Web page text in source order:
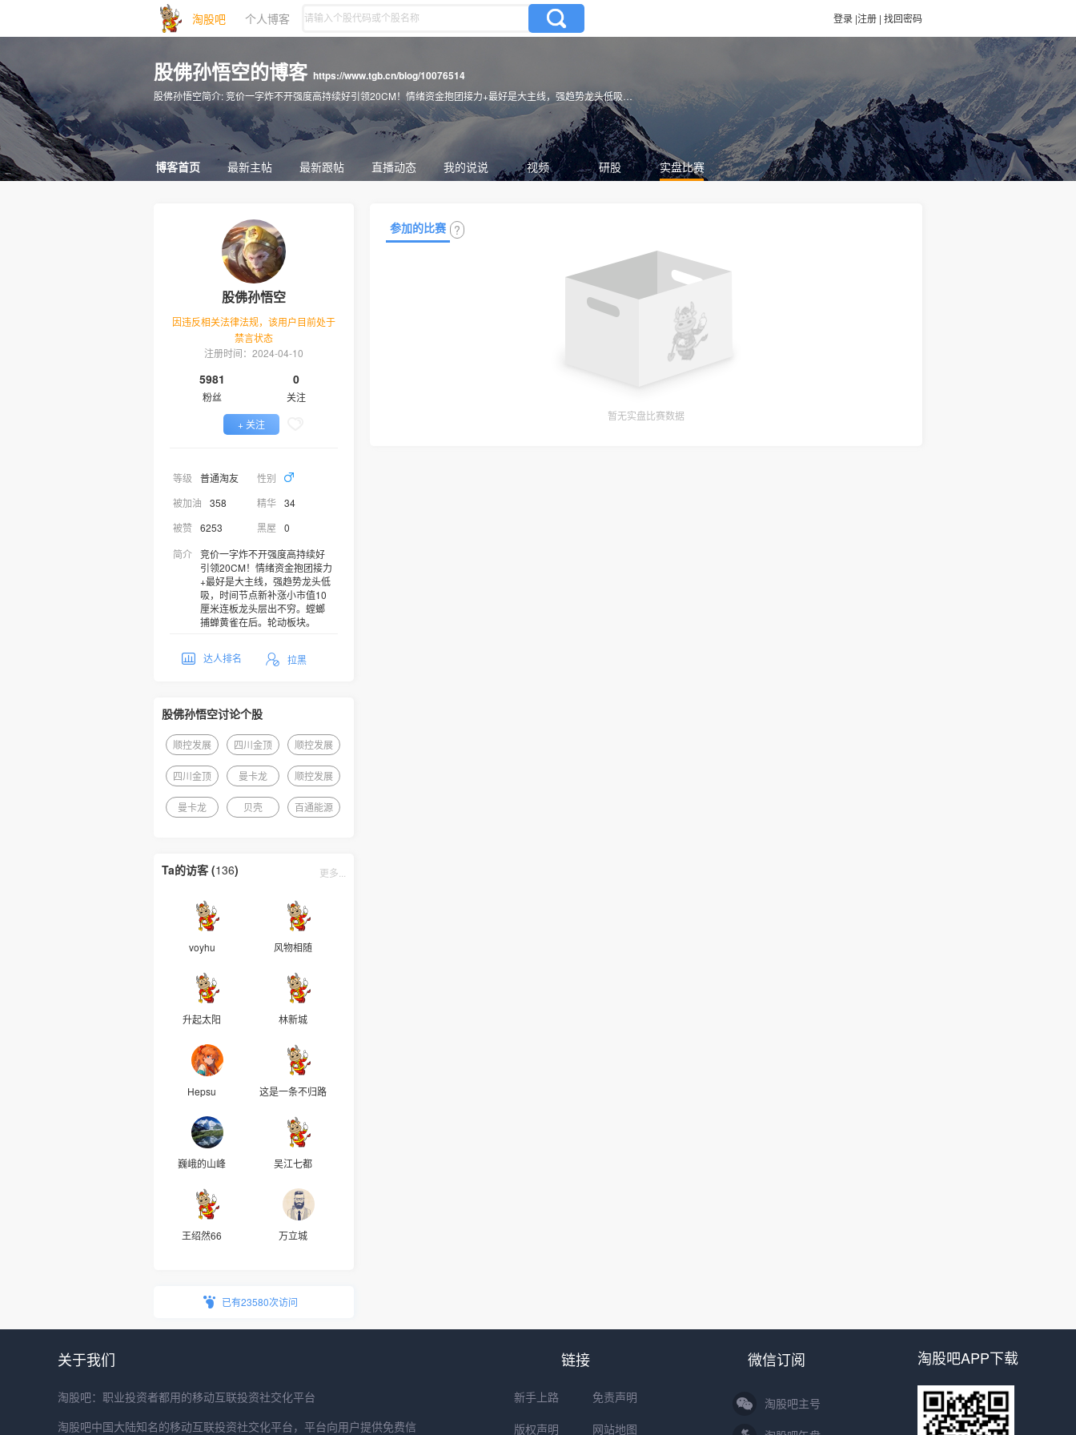
淘股吧 个人博客 登录 |注册 | 找回密码
股佛孙悟空的博客 https://www.tgb.cn/blog/10076514
股佛孙悟空简介:竞价一字炸不开强度高持续好引领20CM！情绪资金抱团接力+最好是大主线，强趋势龙头低吸，时间节点新补涨小市值10厘米连板龙头层出不穷。螳螂捕蝉黄雀在后。轮动板块。
博客首页 最新主帖 最新跟帖 直播动态 我的说说 视频 研股 实盘比赛
股佛孙悟空
因违反相关法律法规，该用户目前处于
禁言状态
注册时间：2024-04-10
5981
粉丝
0
关注
+ 关注
等级 普通淘友
性别
被加油
358 精华 34
被赞 6253 黑屋
0
简介 竞价一字炸不开强度高持续好
引领20CM！情绪资金抱团接力
+最好是大主线，强趋势龙头低
吸，时间节点新补涨小市值10
厘米连板龙头层出不穷。螳螂
捕蝉黄雀在后。轮动板块。
达人排名 拉黑
股佛孙悟空讨论个股
顺控发展 四川金顶 顺控发展
四川金顶 曼卡龙 顺控发展
曼卡龙 贝壳 百通能源
Ta的访客 (136) 更多...
voyhu 风物相随
升起太阳 林新城
Hepsu 这是一条不归路
巍峨的山峰 吴江七都
王绍然66 万立城
已有23580次访问
参加的比赛 ?
暂无实盘比赛数据
关于我们
淘股吧：职业投资者都用的移动互联投资社交化平台
淘股吧中国大陆知名的移动互联投资社交化平台，平台向用户提供免费信
链接
新手上路 免责声明
版权声明 网站地图
微信订阅
淘股吧主号
淘股吧APP下载